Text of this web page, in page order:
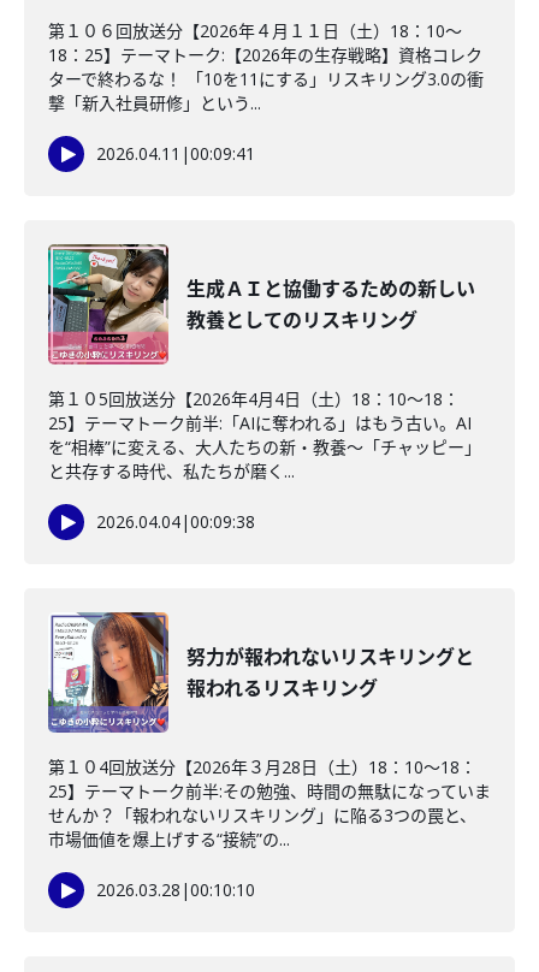
第１０６回放送分【2026年４月１１日（土）18：10～
18：25】テーマトーク:【2026年の生存戦略】資格コレク
ターで終わるな！ 「10を11にする」リスキリング3.0の衝
撃「新入社員研修」という...
2026.04.11 |00:09:41
生成ＡＩと協働するための新しい
教養としてのリスキリング
第１０5回放送分【2026年4月4日（土）18：10～18：
25】テーマトーク前半:「AIに奪われる」はもう古い。AI
を“相棒”に変える、大人たちの新・教養〜「チャッピー」
と共存する時代、私たちが磨く...
2026.04.04|00:09:38
努力が報われないリスキリングと
報われるリスキリング
第１０4回放送分【2026年３月28日（土）18：10～18：
25】テーマトーク前半:その勉強、時間の無駄になっていま
せんか？「報われないリスキリング」に陥る3つの罠と、
市場価値を爆上げする“接続”の...
2026.03.28 |00:10:10